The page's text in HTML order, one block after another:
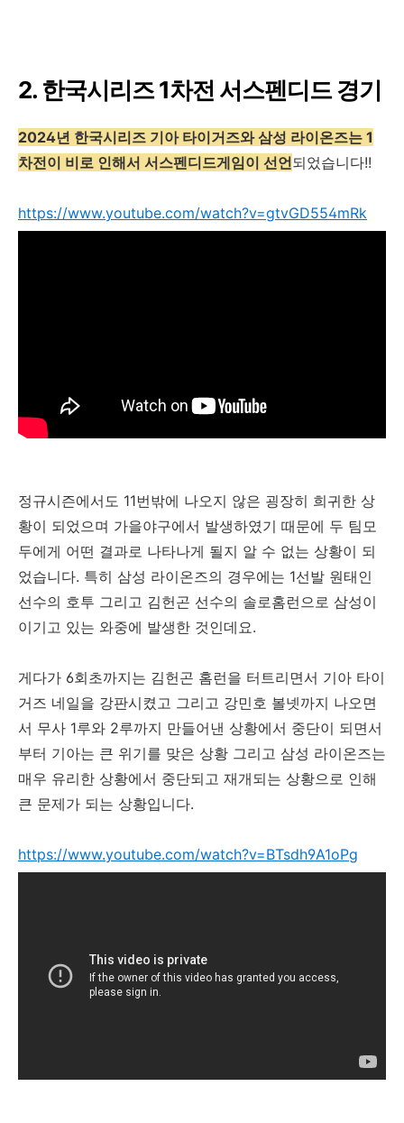
2. 한국시리즈 1차전 서스펜디드 경기
2024년 한국시리즈 기아 타이거즈와 삼성 라이온즈는 1
차전이 비로 인해서 서스펜디드게임이 선언되었습니다!!
https://www.youtube.com/watch?v=gtvGD554mRk
정규시즌에서도 11번밖에 나오지 않은 굉장히 희귀한 상
황이 되었으며 가을야구에서 발생하였기 때문에 두 팀모
두에게 어떤 결과로 나타나게 될지 알 수 없는 상황이 되
었습니다. 특히 삼성 라이온즈의 경우에는 1선발 원태인
선수의 호투 그리고 김헌곤 선수의 솔로홈런으로 삼성이
이기고 있는 와중에 발생한 것인데요.
게다가 6회초까지는 김헌곤 홈런을 터트리면서 기아 타이
거즈 네일을 강판시켰고 그리고 강민호 볼넷까지 나오면
서 무사 1루와 2루까지 만들어낸 상황에서 중단이 되면서
부터 기아는 큰 위기를 맞은 상황 그리고 삼성 라이온즈는
매우 유리한 상황에서 중단되고 재개되는 상황으로 인해
큰 문제가 되는 상황입니다.
https://www.youtube.com/watch?v=BTsdh9A1oPg